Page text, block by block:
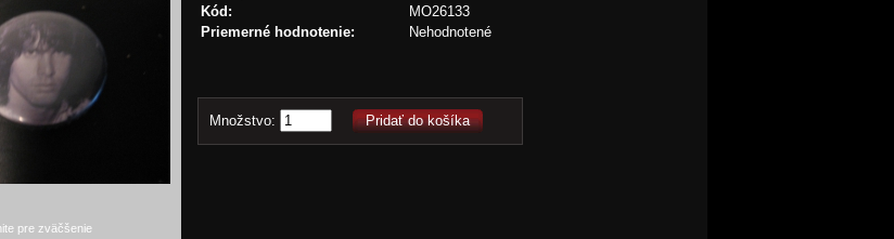
pre zväčšenie
Kód:
MO26133
Priemerné hodnotenie:
Nehodnotené
Množstvo: Pridať do košíka